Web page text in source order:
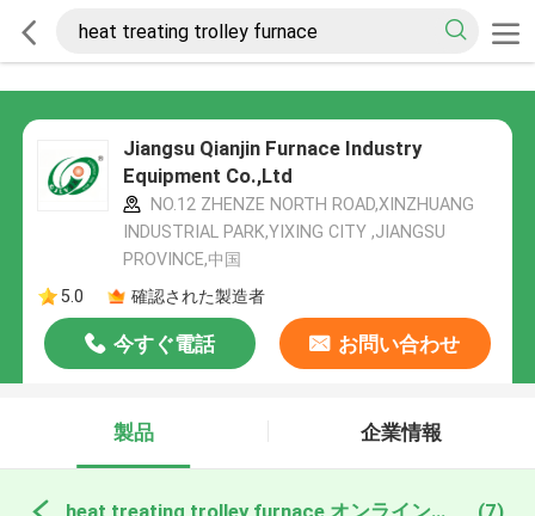
Jiangsu Qianjin Furnace Industry
Equipment Co.,Ltd
NO.12 ZHENZE NORTH ROAD,XINZHUANG
INDUSTRIAL PARK,YIXING CITY ,JIANGSU
PROVINCE,中国
5.0
確認された製造者
今すぐ電話 お問い合わせ
製品 企業情報
heat treating trolley furnace オンライン製造 (7)